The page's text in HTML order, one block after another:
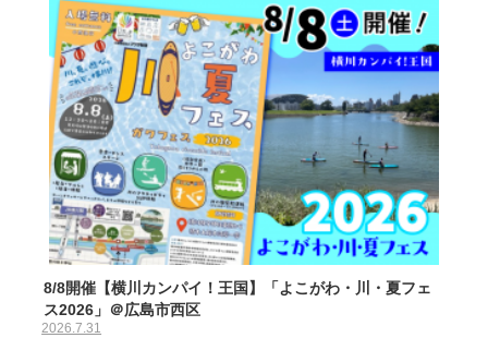
8/8開催【横川カンパイ！王国】「よこがわ・川・夏フェ
ス2026」＠広島市西区
2026.7.31